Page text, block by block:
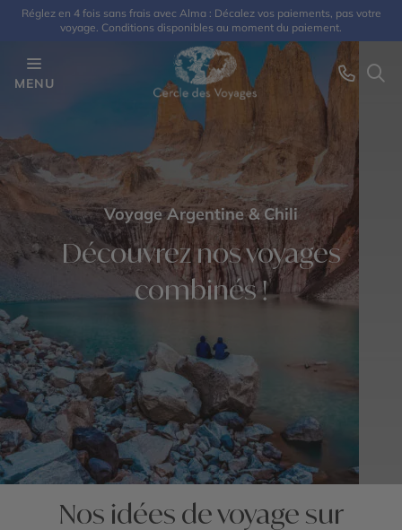
Réglez en 4 fois sans frais avec Alma : Décalez vos paiements, pas votre
voyage. Conditions disponibles au moment du paiement.
MENU
Voyage Argentine & Chili
Découvrez nos voyages
combinés !
Nos idées de voyage sur